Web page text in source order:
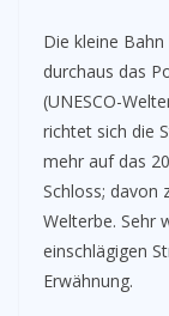
Die kleine
durchaus das
(UNESCO-
richtet sich die
mehr auf das
Schloss; davon
Welterbe. Sehr
einschlägigen
Erwähnung.